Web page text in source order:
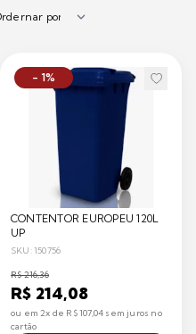
- 1%
CONTENTOR EUROPEU 120L
UP
SKU: 150756
R$ 216,36
R$ 214,08
ou em 2x de R$ 107,04 sem juros no
cartão